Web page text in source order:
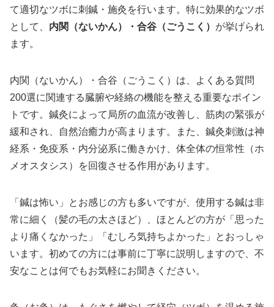
て適切なツボに刺鍼・施灸を行います。特に効果的なツボ
として、 内関（ないかん）・合谷（ごうこく） が挙げられ
ます。
内関（ないかん）・合谷（ごうこく）は、よくある質問
200選に関連する臓腑や経絡の機能を整える重要なポイン
トです。鍼灸によって局所の血流が改善し、筋肉の緊張が
緩和され、自然治癒力が高まります。また、鍼灸刺激は神
経系・免疫系・内分泌系に働きかけ、体全体の恒常性（ホ
メオスタシス）を回復させる作用があります。
「鍼は怖い」とお感じの方も多いですが、使用する鍼は非
常に細く（髪の毛の太さほど）、ほとんどの方が「思った
より痛くなかった」「むしろ気持ちよかった」とおっしゃ
います。初めての方には事前に丁寧に説明しますので、不
安なことは何でもお気軽にお聞きください。